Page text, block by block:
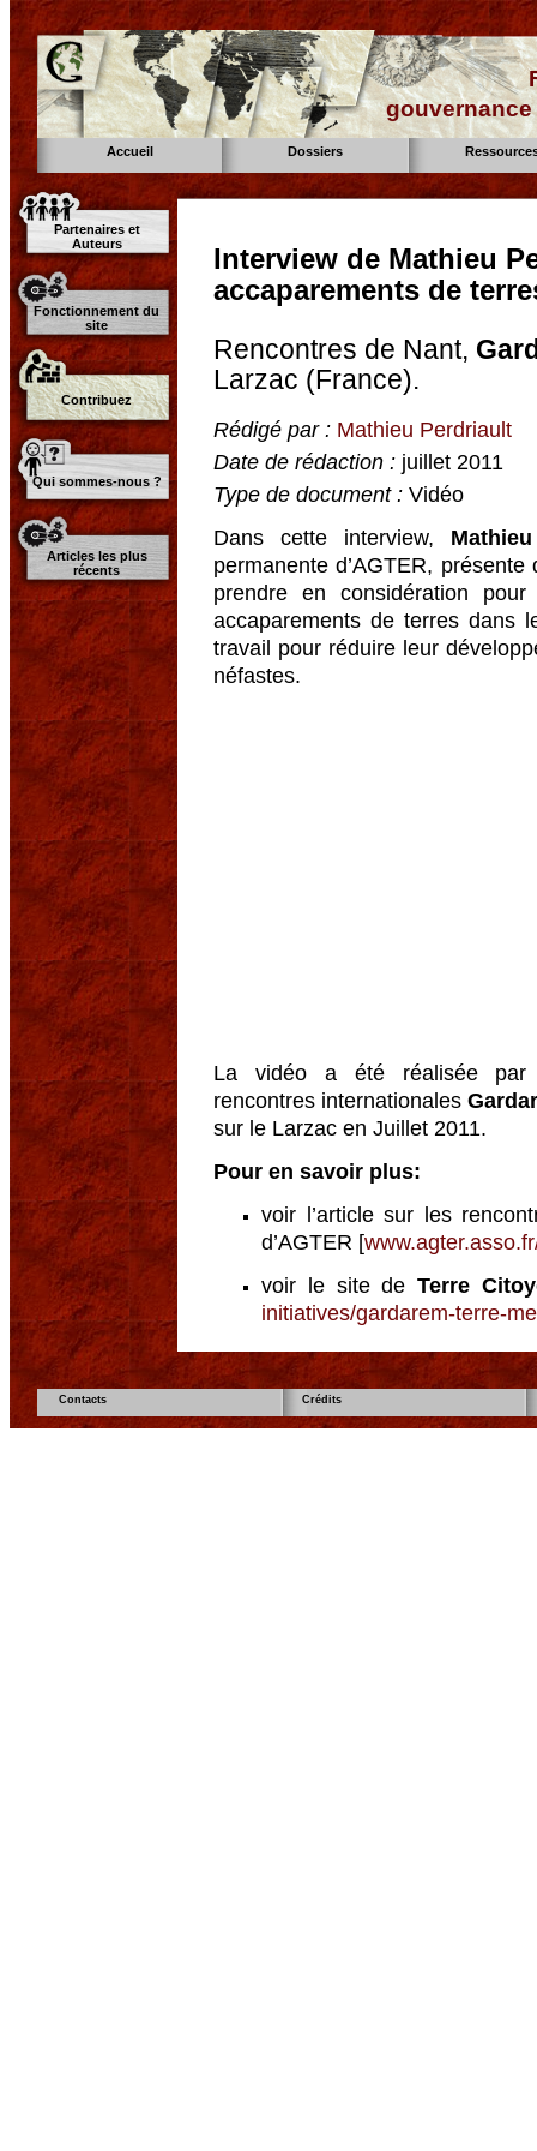
Accueil Dossiers
Partenaires et
Auteurs
Fonctionnement du
site
Contribuez
Qui sommes-nous ?
Articles les plus
récents
Interview de Mathieu
accaparements de
Rencontres de Nant,
Larzac (France).
Rédigé par : Mathieu Perdriault
Date de rédaction : juillet 2011
Type de document : Vidéo
Dans cette interview,
permanente d’AGTER,
prendre en considération
accaparements de terres dans
travail pour réduire leur
néfastes.
La vidéo a été réalisée
rencontres internationales
sur le Larzac en Juillet 2011.
Pour en savoir plus:
voir l’article sur les
d’AGTER [
voir le site deTerre
initiatives/gardarem-terre-
Contacts Crédits